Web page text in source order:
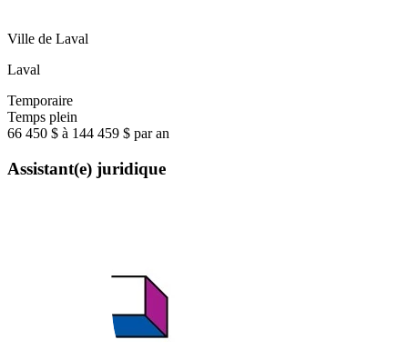
Ville de Laval
Laval
Temporaire
Temps plein
66 450 $ à 144 459 $ par an
Assistant(e) juridique